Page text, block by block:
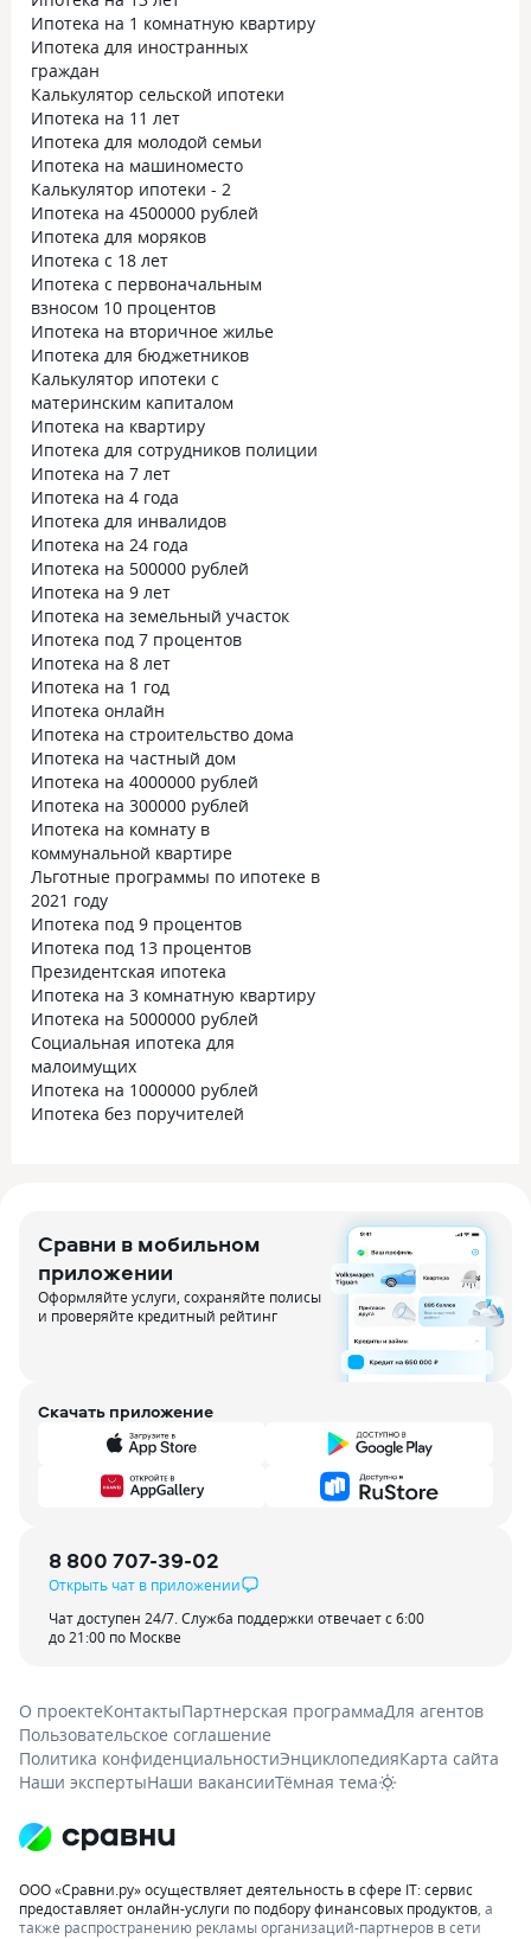
Ипотека на 1 комнатную квартиру
Ипотека для иностранных
граждан
Калькулятор сельской ипотеки
Ипотека на 11 лет
Ипотека для молодой семьи
Ипотека на машиноместо
Калькулятор ипотеки - 2
Ипотека на 4500000 рублей
Ипотека для моряков
Ипотека с 18 лет
Ипотека с первоначальным
взносом 10 процентов
Ипотека на вторичное жилье
Ипотека для бюджетников
Калькулятор ипотеки с
материнским капиталом
Ипотека на квартиру
Ипотека для сотрудников полиции
Ипотека на 7 лет
Ипотека на 4 года
Ипотека для инвалидов
Ипотека на 24 года
Ипотека на 500000 рублей
Ипотека на 9 лет
Ипотека на земельный участок
Ипотека под 7 процентов
Ипотека на 8 лет
Ипотека на 1 год
Ипотека онлайн
Ипотека на строительство дома
Ипотека на частный дом
Ипотека на 4000000 рублей
Ипотека на 300000 рублей
Ипотека на комнату в
коммунальной квартире
Льготные программы по ипотеке в
2021 году
Ипотека под 9 процентов
Ипотека под 13 процентов
Президентская ипотека
Ипотека на 3 комнатную квартиру
Ипотека на 5000000 рублей
Социальная ипотека для
малоимущих
Ипотека на 1000000 рублей
Ипотека без поручителей
Сравни в мобильном
приложении
Оформляйте услуги, сохраняйте полисы
и проверяйте кредитный рейтинг
Скачать приложение
8 800 707-39-02
Открыть чат в приложении
Чат доступен 24/7. Служба поддержки отвечает с 6:00
до 21:00 по Москве
О проектеКонтактыПартнерская программаДля агентов
Пользовательское соглашение
Политика конфиденциальностиЭнциклопедияКарта сайта
Наши экспертыНаши вакансииТёмная тема
ООО «Сравни.ру» осуществляет деятельность в сфере IT: сервис
предоставляет онлайн-услуги по подбору финансовых продуктов , а
также распространению рекламы организаций-партнеров в сети